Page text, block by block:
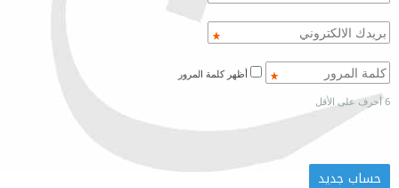
6 أحرف على الأقل